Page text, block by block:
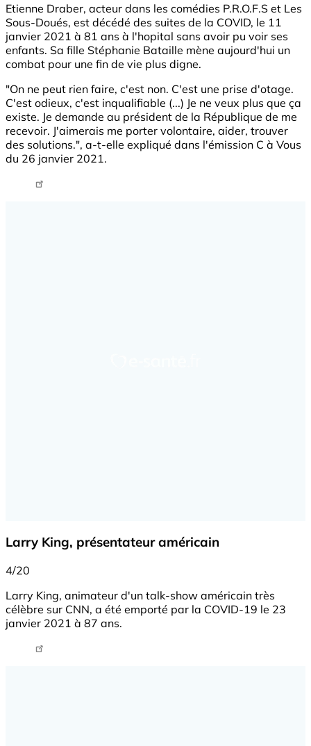
Etienne Draber, acteur dans les comédies P.R.O.F.S et Les
Sous-Doués, est décédé des suites de la COVID, le 11
janvier 2021 à 81 ans à l'hopital sans avoir pu voir ses
enfants. Sa fille Stéphanie Bataille mène aujourd'hui un
combat pour une fin de vie plus digne.
"On ne peut rien faire, c'est non. C'est une prise d'otage.
C'est odieux, c'est inqualifiable (...) Je ne veux plus que ça
existe. Je demande au président de la République de me
recevoir. J'aimerais me porter volontaire, aider, trouver
des solutions.", a-t-elle expliqué dans l'émission C à Vous
du 26 janvier 2021.
Tweet URL
Larry King, présentateur américain
4/20
Larry King, animateur d'un talk-show américain très
célèbre sur CNN, a été emporté par la COVID-19 le 23
janvier 2021 à 87 ans.
Tweet URL